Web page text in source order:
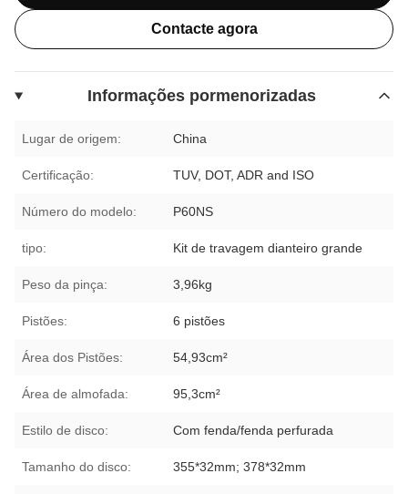
Contacte agora
Informações pormenorizadas
Lugar de origem: China
Certificação: TUV, DOT, ADR and ISO
Número do modelo: P60NS
tipo: Kit de travagem dianteiro grande
Peso da pinça: 3,96kg
Pistões: 6 pistões
Área dos Pistões: 54,93cm²
Área de almofada: 95,3cm²
Estilo de disco: Com fenda/fenda perfurada
Tamanho do disco: 355*32mm; 378*32mm